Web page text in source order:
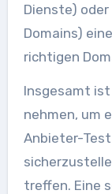
Dienste)
Domains)
richtigen
Insgesamt
nehmen, um
Anbieter-
treffen. Eine